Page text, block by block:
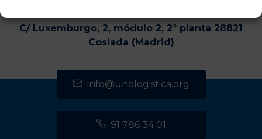
C/ Luxemburgo, 2, módulo 2, 2ª planta 28821
Coslada (Madrid)
info@unologistica.org
91 786 34 01